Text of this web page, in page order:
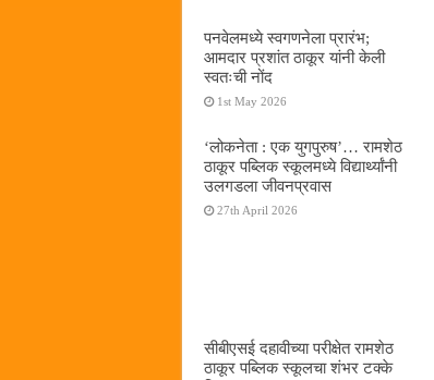
पनवेलमध्ये स्वगणनेला प्रारंभ;
आमदार प्रशांत ठाकूर यांनी केली
स्वतःची नोंद
1st May 2026
‌‘लोकनेता : एक युगपुरुष‌’… रामशेठ
ठाकूर पब्लिक स्कूलमध्ये विद्यार्थ्यांनी
उलगडला जीवनप्रवास
27th April 2026
सीबीएसई दहावीच्या परीक्षेत रामशेठ
ठाकूर पब्लिक स्कूलचा शंभर टक्के